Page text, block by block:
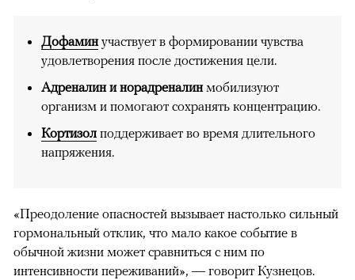
Дофаминучаствует в формировании чувства
удовлетворения после достижения цели.
Адреналин и норадреналинмобилизуют
организм и помогают сохранять концентрацию.
Кортизол поддерживает во время длительного
напряжения.
«Преодоление опасностей вызывает настолько сильный
гормональный отклик, что мало какое событие в
обычной жизни может сравниться с ним по
интенсивности переживаний», — говорит Кузнецов.